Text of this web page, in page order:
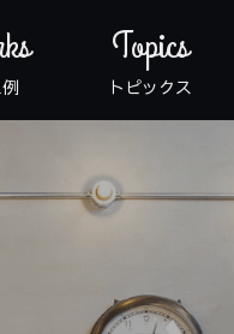
Topics
トピックス